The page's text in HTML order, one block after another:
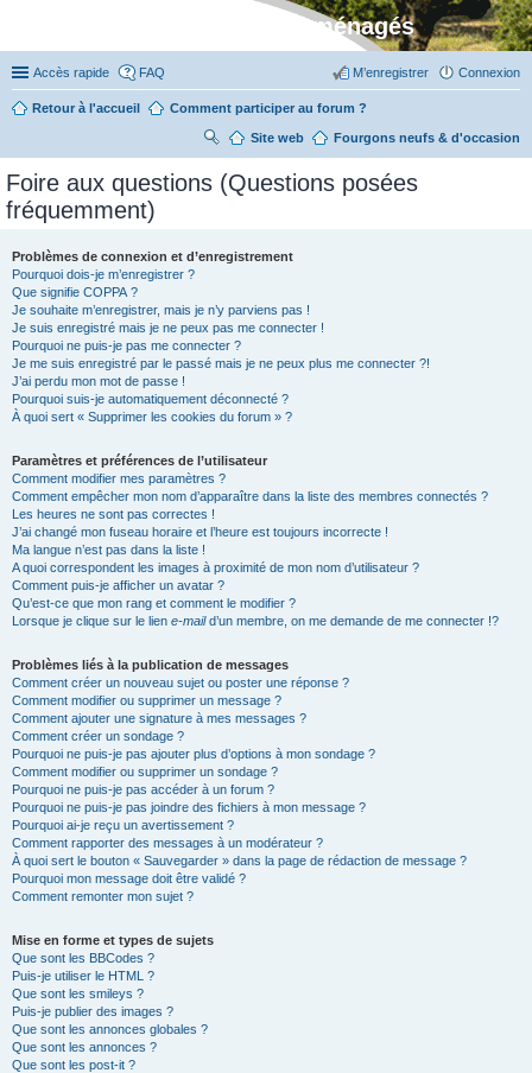
Stylevan - Vans aménagés
Accès rapide FAQ Connexion
M’enregistrer
Retour à l'accueil Comment participer au forum ?
Fourgons neufs & d'occasion
Site web
R
her
er
Foire aux questions (Questions posées
fréquemment)
Problèmes de connexion et d’enregistrement
Pourquoi dois-je m’enregistrer ?
Que signifie COPPA ?
Je souhaite m’enregistrer, mais je n’y parviens pas !
Je suis enregistré mais je ne peux pas me connecter !
Pourquoi ne puis-je pas me connecter ?
Je me suis enregistré par le passé mais je ne peux plus me connecter ?!
J’ai perdu mon mot de passe !
Pourquoi suis-je automatiquement déconnecté ?
À quoi sert « Supprimer les cookies du forum » ?
Paramètres et préférences de l’utilisateur
Comment modifier mes paramètres ?
Comment empêcher mon nom d’apparaître dans la liste des membres connectés ?
Les heures ne sont pas correctes !
J’ai changé mon fuseau horaire et l’heure est toujours incorrecte !
Ma langue n’est pas dans la liste !
A quoi correspondent les images à proximité de mon nom d’utilisateur ?
Comment puis-je afficher un avatar ?
Qu’est-ce que mon rang et comment le modifier ?
Lorsque je clique sur le lien e-maild’un membre, on me demande de me connecter !?
Problèmes liés à la publication de messages
Comment créer un nouveau sujet ou poster une réponse ?
Comment modifier ou supprimer un message ?
Comment ajouter une signature à mes messages ?
Comment créer un sondage ?
Pourquoi ne puis-je pas ajouter plus d’options à mon sondage ?
Comment modifier ou supprimer un sondage ?
Pourquoi ne puis-je pas accéder à un forum ?
Pourquoi ne puis-je pas joindre des fichiers à mon message ?
Pourquoi ai-je reçu un avertissement ?
Comment rapporter des messages à un modérateur ?
À quoi sert le bouton « Sauvegarder » dans la page de rédaction de message ?
Pourquoi mon message doit être validé ?
Comment remonter mon sujet ?
Mise en forme et types de sujets
Que sont les BBCodes ?
Puis-je utiliser le HTML ?
Que sont les smileys ?
Puis-je publier des images ?
Que sont les annonces globales ?
Que sont les annonces ?
Que sont les post-it ?